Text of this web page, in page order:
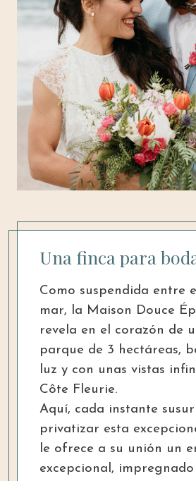
Una finca para
Como suspendida entre
mar, la Maison Douce
revela en el corazón de
parque de 3 hectáreas,
luz y con unas vistas
Côte Fleurie.
Aquí, cada instante
privatizar esta
le ofrece a su unión un
excepcional, impregnado